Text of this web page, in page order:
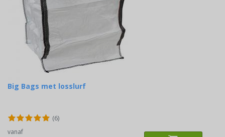
Big Bags met losslurf
(6)
vanaf